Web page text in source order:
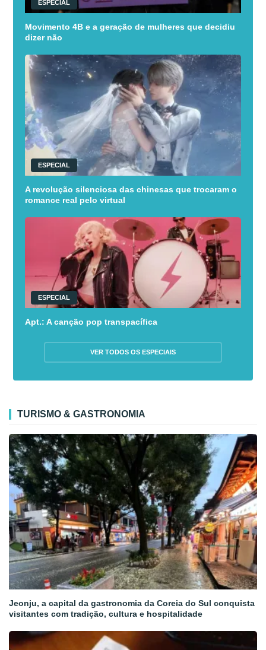
ESPECIAL
Movimento 4B e a geração de mulheres que decidiu
dizer não
ESPECIAL
A revolução silenciosa das chinesas que trocaram o
romance real pelo virtual
ESPECIAL
Apt.: A canção pop transpacífica
VER TODOS OS ESPECIAIS
TURISMO & GASTRONOMIA
Jeonju, a capital da gastronomia da Coreia do Sul conquista
visitantes com tradição, cultura e hospitalidade